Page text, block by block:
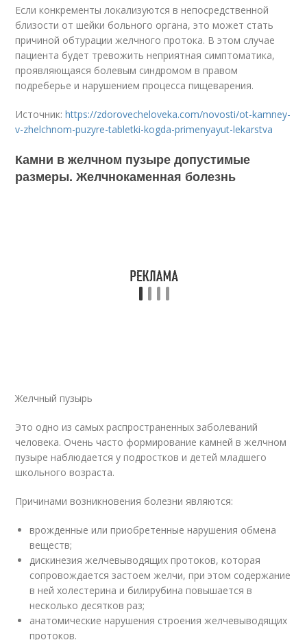
Если конкременты локализуются в непосредственной
близости от шейки больного органа, это может стать
причиной обтурации желчного протока. В этом случае
пациента будет тревожить неприятная симптоматика,
проявляющаяся болевым синдромом в правом
подреберье и нарушением процесса пищеварения.
Источник:https://zdorovecheloveka.com/novosti/ot-kamney-
v-zhelchnom-puzyre-tabletki-kogda-primenyayut-lekarstva
Камни в желчном пузыре допустимые
размеры. Желчнокаменная болезнь
Желчный пузырь
Это одно из самых распространенных заболеваний
человека. Очень часто формирование камней в желчном
пузыре наблюдается у подростков и детей младшего
школьного возраста.
Причинами возникновения болезни являются:
врожденные или приобретенные нарушения обмена
веществ;
дискинезия желчевыводящих протоков, которая
сопровождается застоем желчи, при этом содержание
в ней холестерина и билирубина повышается в
несколько десятков раз;
анатомические нарушения строения желчевыводящих
протоков.